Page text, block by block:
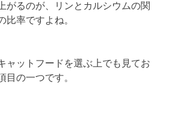
がるのが、リンとカルシウムの関
比率ですよね。
ャットフードを選ぶ上でも見てお
目の一つです。